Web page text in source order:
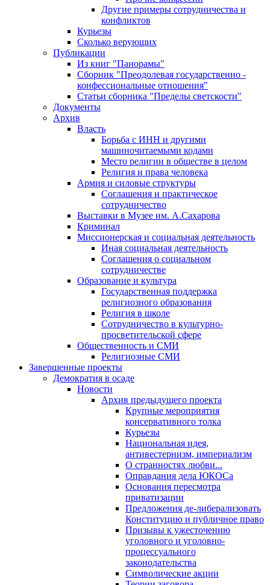
Другие примеры сотрудничества и
конфликтов
Курьезы
Сколько верующих
Публикации
Из книг "Панорамы"
Сборник "Преодолевая государственно -
конфессиональные отношения"
Статьи сборника "Пределы светскости"
Документы
Архив
Власть
Борьба с ИНН и другими
машиночитаемыми кодами
Место религии в обществе в целом
Религия и права человека
Армия и силовые структуры
Соглашения и практическое
сотрудничество
Выставки в Музее им. А.Сахарова
Криминал
Миссионерская и социальная деятельность
Иная социальная деятельность
Соглашения о социальном
сотрудничестве
Образование и культура
Государственная поддержка
религиозного образования
Религия в школе
Сотрудничество в культурно-
просветительской сфере
Общественность и СМИ
Религиозные СМИ
Завершенные проекты
Демократия в осаде
Новости
Архив предыдущего проекта
Крупные мероприятия
консервативного толка
Курьезы
Национальная идея,
антивестернизм, империализм
О странностях любви...
Оправдания дела ЮКОСа
Основания пересмотра
приватизации
Предложения де-либерализовать
Конституцию и публичное право
Призывы к ужесточению
уголовного и уголовно-
процессуального
законодательства
Символические акции